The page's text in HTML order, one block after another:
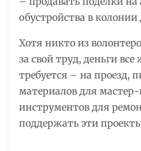
обустройства в колонии
Хотя никто из
за свой труд, деньги
требуется – на проезд,
материалов для мастер-
инструментов для
поддержать эти